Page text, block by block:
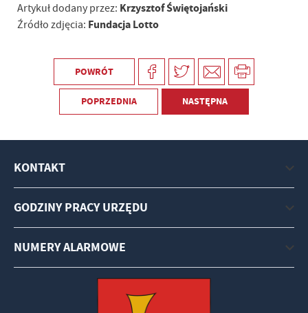
Artykuł dodany przez: Krzysztof Świętojański
Źródło zdjęcia: Fundacja Lotto
POWRÓT
POPRZEDNIA NASTĘPNA
KONTAKT
GODZINY PRACY URZĘDU
NUMERY ALARMOWE